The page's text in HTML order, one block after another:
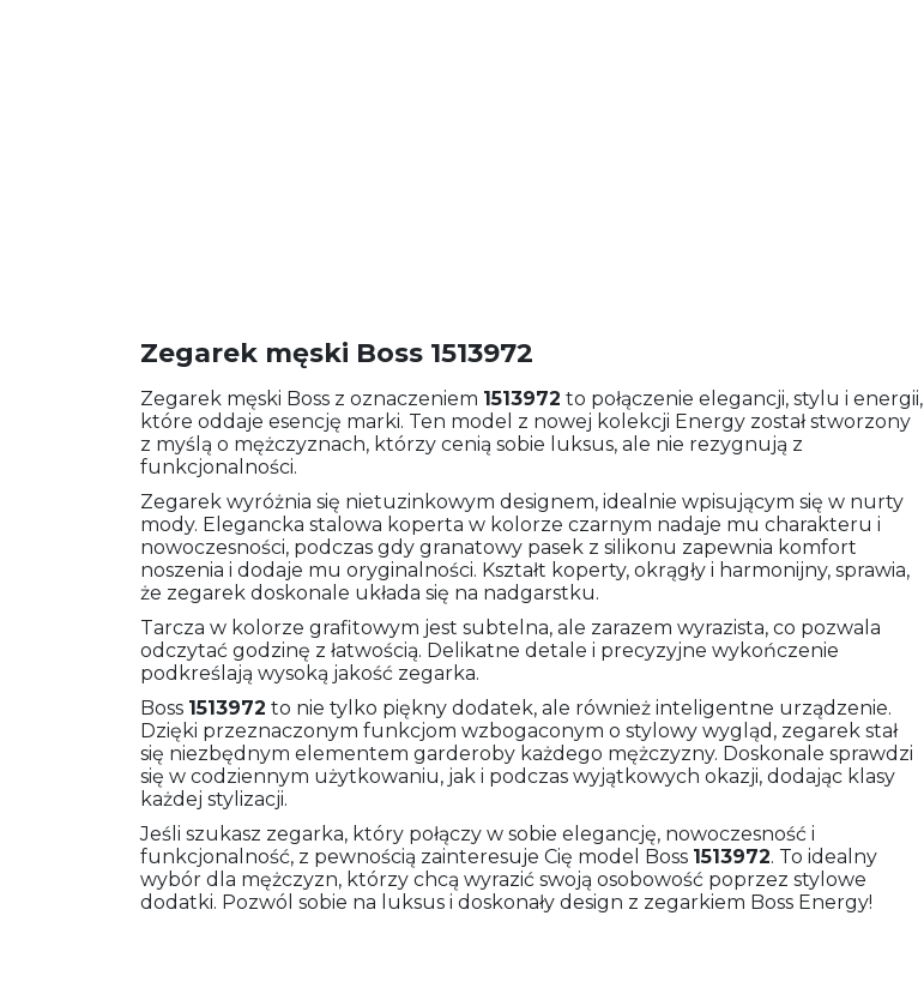
Zegarek męski Boss 1513972
Zegarek męski Boss z oznaczeniem 1513972 to połączenie elegancji, stylu i energii,
które oddaje esencję marki. Ten model z nowej kolekcji Energy został stworzony
z myślą o mężczyznach, którzy cenią sobie luksus, ale nie rezygnują z
funkcjonalności.
Zegarek wyróżnia się nietuzinkowym designem, idealnie wpisującym się w nurty
mody. Elegancka stalowa koperta w kolorze czarnym nadaje mu charakteru i
nowoczesności, podczas gdy granatowy pasek z silikonu zapewnia komfort
noszenia i dodaje mu oryginalności. Kształt koperty, okrągły i harmonijny, sprawia,
że zegarek doskonale układa się na nadgarstku.
Tarcza w kolorze grafitowym jest subtelna, ale zarazem wyrazista, co pozwala
odczytać godzinę z łatwością. Delikatne detale i precyzyjne wykończenie
podkreślają wysoką jakość zegarka.
Boss 1513972 to nie tylko piękny dodatek, ale również inteligentne urządzenie.
Dzięki przeznaczonym funkcjom wzbogaconym o stylowy wygląd, zegarek stał
się niezbędnym elementem garderoby każdego mężczyzny. Doskonale sprawdzi
się w codziennym użytkowaniu, jak i podczas wyjątkowych okazji, dodając klasy
każdej stylizacji.
Jeśli szukasz zegarka, który połączy w sobie elegancję, nowoczesność i
funkcjonalność, z pewnością zainteresuje Cię model Boss 1513972. To idealny
wybór dla mężczyzn, którzy chcą wyrazić swoją osobowość poprzez stylowe
dodatki. Pozwól sobie na luksus i doskonały design z zegarkiem Boss Energy!